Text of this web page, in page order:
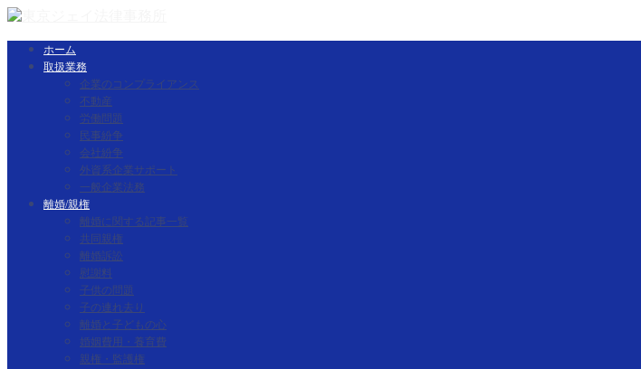
ホーム
取扱業務
企業のコンプライアンス
不動産
労働問題
民事紛争
会社紛争
外資系企業サポート
一般企業法務
離婚/親権
離婚に関する記事一覧
共同親権
離婚訴訟
慰謝料
子供の問題
子の連れ去り
離婚と子どもの心
婚姻費用・養育費
親権・監護権